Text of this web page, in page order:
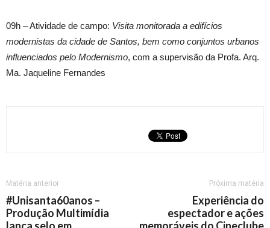
09h – Atividade de campo: Visita monitorada a edifícios
modernistas da cidade de Santos, bem como conjuntos urbanos
influenciados pelo Modernismo, com a supervisão da Profa. Arq.
Ma. Jaqueline Fernandes
Matéria anterior
#Unisanta60anos –
Produção Multimídia
Próxima matéria
Experiência do
espectador e ações